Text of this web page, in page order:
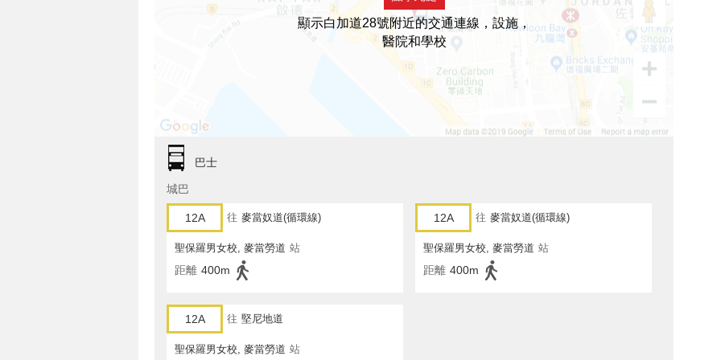
顯示白加道28號附近的交通連線，設施，
醫院和學校
巴士
城巴
12A 往 麥當奴道(循環線)
聖保羅男女校, 麥當勞道 站
距離 400m
12A 往 麥當奴道(循環線)
聖保羅男女校, 麥當勞道 站
距離 400m
12A 往 堅尼地道
聖保羅男女校, 麥當勞道 站